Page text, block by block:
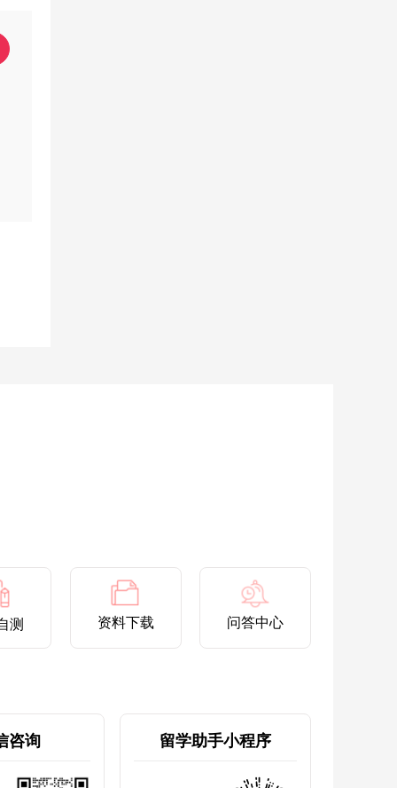
测 资料下载 问答中心
咨询 留学助手小程序